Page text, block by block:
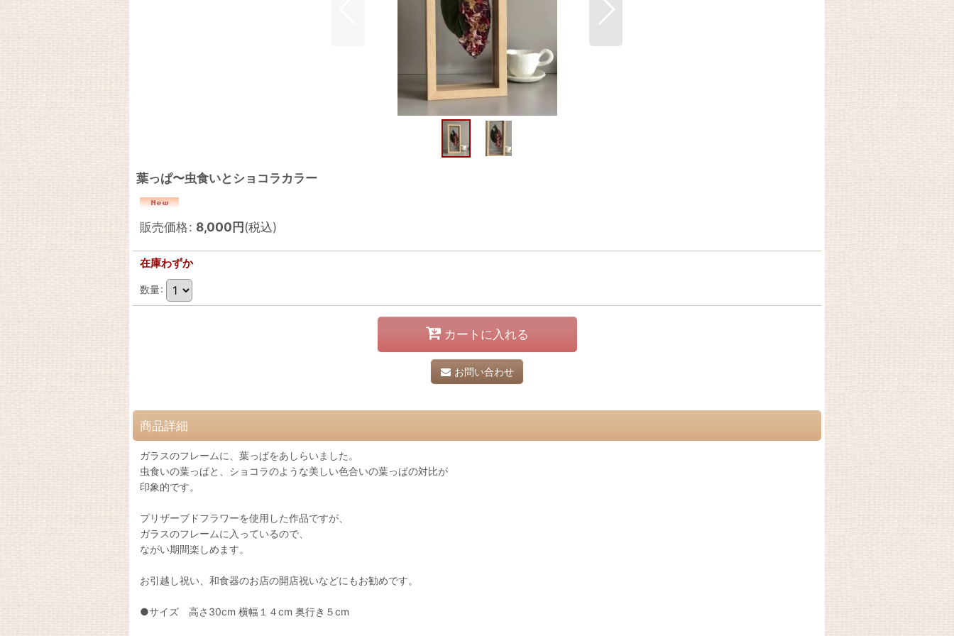
葉っぱ〜虫食いとショコラカラー
販売価格: 8,000円(税込)
在庫わずか
数量:
カートに入れる
お問い合わせ
商品詳細
ガラスのフレームに、葉っぱをあしらいました。
虫食いの葉っぱと、ショコラのような美しい色合いの葉っぱの対比が
印象的です。
プリザーブドフラワーを使用した作品ですが、
ガラスのフレームに入っているので、
ながい期間楽しめます。
お引越し祝い、和食器のお店の開店祝いなどにもお勧めです。
●サイズ 高さ30cm 横幅１４cm 奥行き５cm